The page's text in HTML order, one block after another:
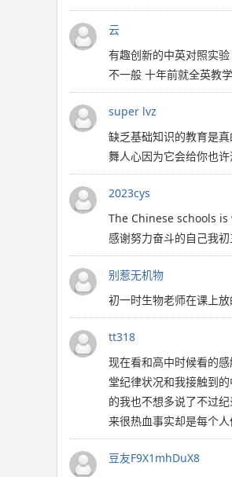
云
有趣创新的中英对照实
不一般 十年前就全英教
super lvz
缺乏基础知识的教育是
舞人心因为它会给你也
2023cys
The Chinese schools is
感谢努力奋斗的自己我
别惹无机物
初一时生物老师在课上
tt318
现在看和高中时候看的
堂纪律状况和我接触到
的我也不想多说了不过
来很热血事实却是每个
豆友F9X1mhDuX8